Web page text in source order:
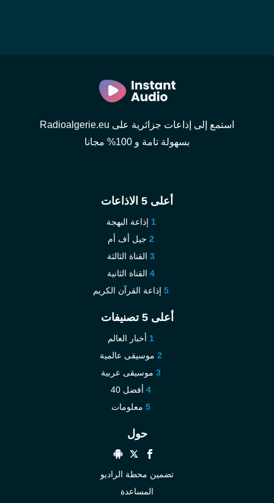
استمع إلى إذاعات جزائرية على Radioalgerie.eu
بسهولة تامة و 100% مجانا
أعلى 5 الاذاعات
إذاعة البهجة
جيل أف أم
القناة الثالثة
القناة الثانية
إذاعة القرآن الكريم
أعلى 5 تصنيفات
أخبار العالم
موسيقى عالمية
موسيقى عربية
أفضل 40
معلومات
حول
تضمين محطة الراديو
المساعدة